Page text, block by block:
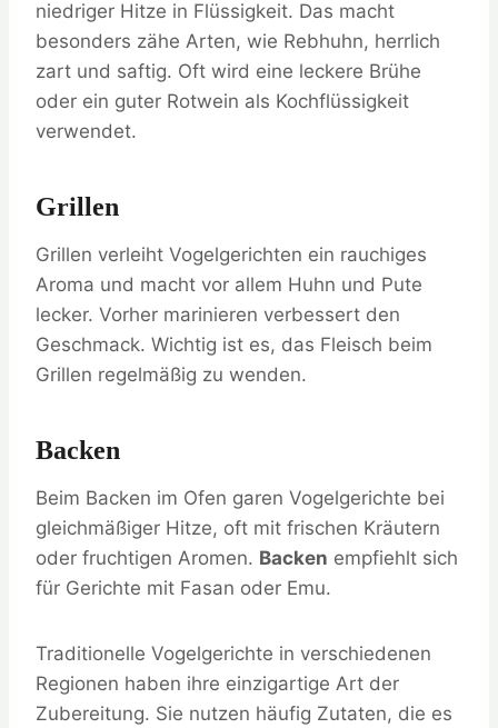
niedriger Hitze in Flüssigkeit. Das macht
besonders zähe Arten, wie Rebhuhn, herrlich
zart und saftig. Oft wird eine leckere Brühe
oder ein guter Rotwein als Kochflüssigkeit
verwendet.
Grillen
Grillen verleiht Vogelgerichten ein rauchiges
Aroma und macht vor allem Huhn und Pute
lecker. Vorher marinieren verbessert den
Geschmack. Wichtig ist es, das Fleisch beim
Grillen regelmäßig zu wenden.
Backen
Beim Backen im Ofen garen Vogelgerichte bei
gleichmäßiger Hitze, oft mit frischen Kräutern
oder fruchtigen Aromen. Backen empfiehlt sich
für Gerichte mit Fasan oder Emu.
Traditionelle Vogelgerichte in verschiedenen
Regionen haben ihre einzigartige Art der
Zubereitung. Sie nutzen häufig Zutaten, die es